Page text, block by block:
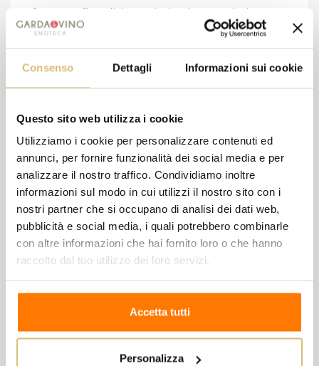
Consenso Dettagli Informazioni sui cookie
Questo sito web utilizza i cookie
Utilizziamo i cookie per personalizzare contenuti ed
annunci, per fornire funzionalità dei social media e per
analizzare il nostro traffico. Condividiamo inoltre
informazioni sul modo in cui utilizzi il nostro sito con i
nostri partner che si occupano di analisi dei dati web,
pubblicità e social media, i quali potrebbero combinarle
con altre informazioni che hai fornito loro o che hanno
raccolto dal tuo utilizzo dei loro servizi.
Accetta tutti
Personalizza
fruttate e floreali, impreziosite da sensazioni
leggermente speziate, frutto della maturazione in
sottile e avvolgente, in perfetto equilibrio gusto-
8 altri prodotti della stessa
categoria: